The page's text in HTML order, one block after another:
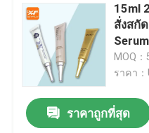
15ml
สั่งสกั
ปิด
MOQ：
ราคา：
ราคาถูกที่สุด